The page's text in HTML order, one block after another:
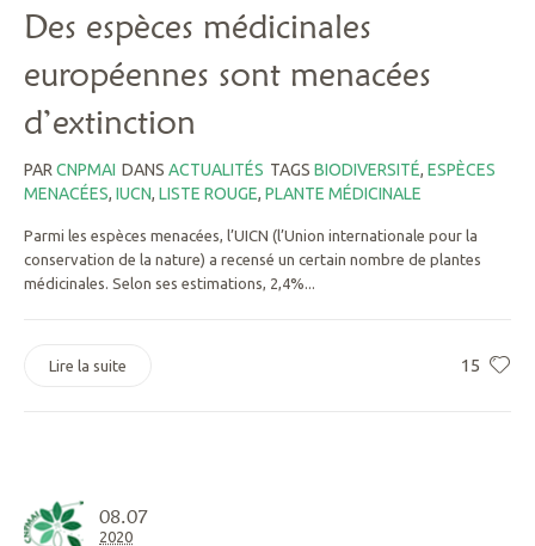
Des espèces médicinales
européennes sont menacées
d’extinction
PAR CNPMAI DANS ACTUALITÉS TAGS BIODIVERSITÉ, ESPÈCES
MENACÉES, IUCN, LISTE ROUGE, PLANTE MÉDICINALE
Parmi les espèces menacées, l’UICN (l’Union internationale pour la
conservation de la nature) a recensé un certain nombre de plantes
médicinales. Selon ses estimations, 2,4%...
15
Lire la suite
08.07
2020